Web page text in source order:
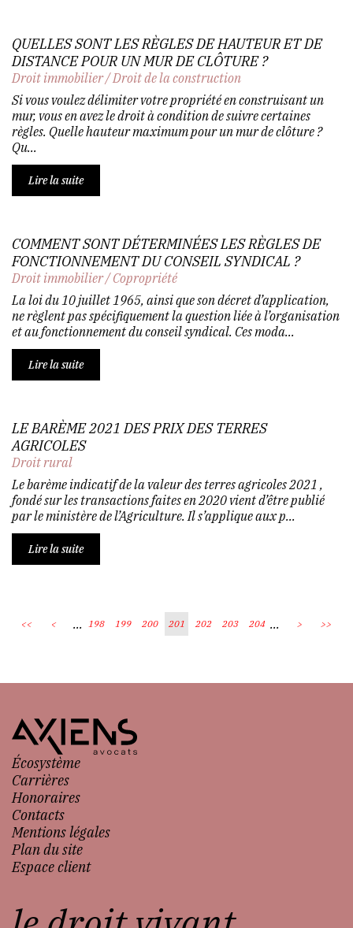
QUELLES SONT LES RÈGLES DE HAUTEUR ET DE
DISTANCE POUR UN MUR DE CLÔTURE ?
Droit immobilier/Droit de la construction
Si vous voulez délimiter votre propriété en construisant un
mur, vous en avez le droit à condition de suivre certaines
règles. Quelle hauteur maximum pour un mur de clôture ?
Qu...
Lire la suite
COMMENT SONT DÉTERMINÉES LES RÈGLES DE
FONCTIONNEMENT DU CONSEIL SYNDICAL ?
Droit immobilier/Copropriété
La loi du 10 juillet 1965, ainsi que son décret d’application,
ne règlent pas spécifiquement la question liée à l’organisation
et au fonctionnement du conseil syndical. Ces moda...
Lire la suite
LE BARÈME 2021 DES PRIX DES TERRES
AGRICOLES
Droit rural
Le barème indicatif de la valeur des terres agricoles 2021 ,
fondé sur les transactions faites en 2020 vient d’être publié
par le ministère de l’Agriculture. Il s’applique aux p...
Lire la suite
<< < ... 198 199 200 201 202 203 204 ... > >>
Écosystème
Carrières
Honoraires
Contacts
Mentions légales
Plan du site
Espace client